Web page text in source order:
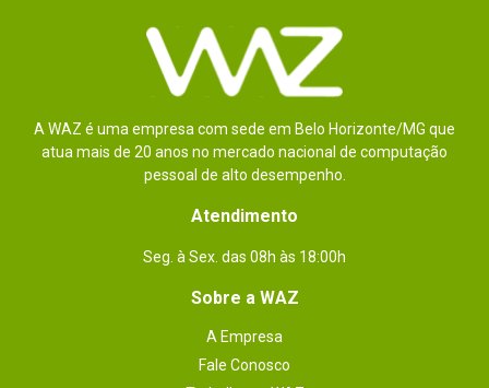
A WAZ é uma empresa com sede em Belo Horizonte/MG que
atua mais de 20 anos no mercado nacional de computação
pessoal de alto desempenho.
Atendimento
Seg. à Sex. das 08h às 18:00h
Sobre a WAZ
A Empresa
Fale Conosco